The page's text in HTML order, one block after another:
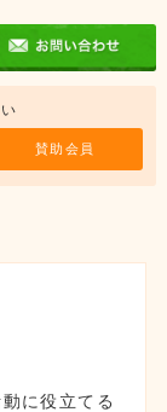
賛助会員
に役立てる